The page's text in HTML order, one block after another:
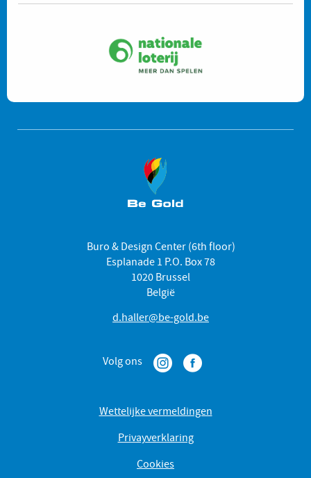
Buro & Design Center (6th floor)
Esplanade 1 P.O. Box 78
1020 Brussel
België
d.haller@be-gold.be
Volg ons
Wettelijke vermeldingen
Privayverklaring
Cookies